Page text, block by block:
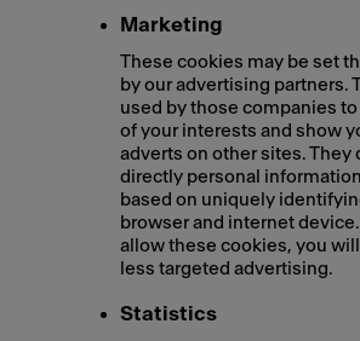
Marketing
These cookies may be set
by our advertising partners.
used by those companies
of your interests and show
adverts on other sites. They
directly personal
based on uniquely
browser and internet
allow these cookies, you
less targeted advertising.
Statistics